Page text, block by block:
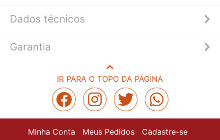
Dados técnicos
Garantia
IR PARA O TOPO DA PÁGINA
Minha Conta Meus Pedidos Cadastre-se